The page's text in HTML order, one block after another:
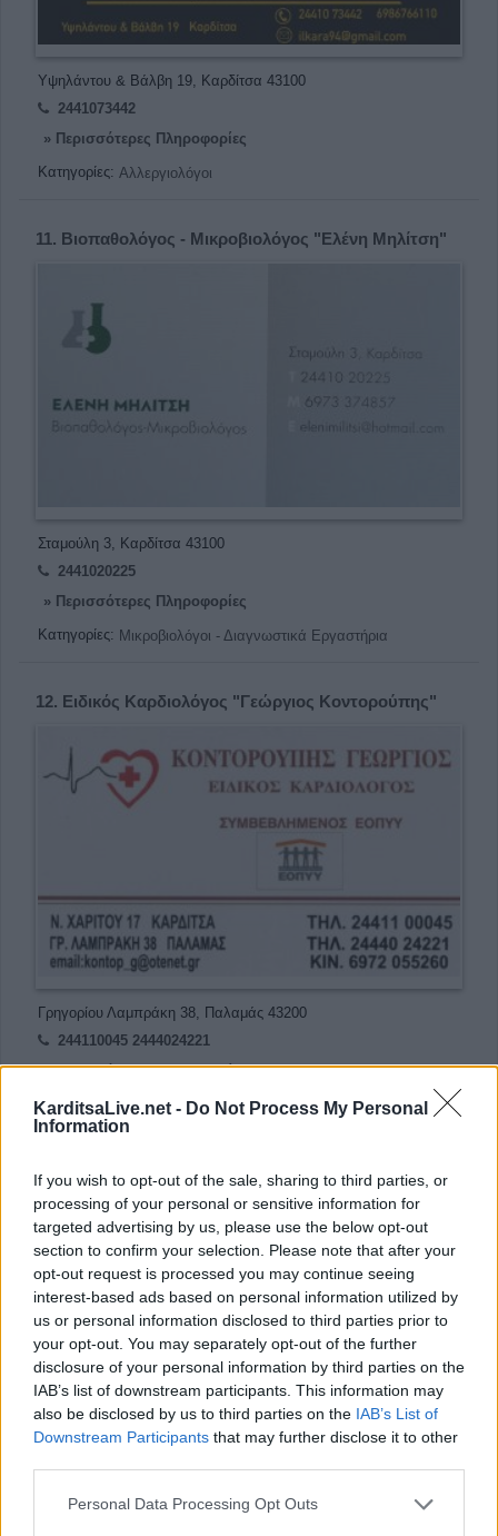
KarditsaLive.net - Do Not Process My Personal
Information
If you wish to opt-out of the sale, sharing to third parties, or
processing of your personal or sensitive information for
targeted advertising by us, please use the below opt-out
section to confirm your selection. Please note that after your
opt-out request is processed you may continue seeing
interest-based ads based on personal information utilized by
us or personal information disclosed to third parties prior to
your opt-out. You may separately opt-out of the further
disclosure of your personal information by third parties on the
IAB’s list of downstream participants. This information may
also be disclosed by us to third parties on the IAB’s List of
Downstream Participants that may further disclose it to other
Personal Data Processing Opt Outs
Υψηλάντου & Βάλβη 19, Καρδίτσα 43100
2441073442
» Περισσότερες Πληροφορίες
Κατηγορίες: Αλλεργιολόγοι
11. Βιοπαθολόγος - Μικροβιολόγος "Ελένη Μηλίτση"
Σταμούλη 3, Καρδίτσα 43100
2441020225
» Περισσότερες Πληροφορίες
Κατηγορίες: Μικροβιολόγοι - Διαγνωστικά Εργαστήρια
12. Ειδικός Καρδιολόγος "Γεώργιος Κοντορούπης"
Γρηγορίου Λαμπράκη 38, Παλαμάς 43200
244110045 2444024221
» Περισσότερες Πληροφορίες
Κατηγορίες:Καρδιολόγοι
13.
Πνευμονολόγος - Φυματιολόγος "Σπυρίδων Λ.
Λαδιάς"
Χατζημήτρου 18, Καρδίτσα 43132